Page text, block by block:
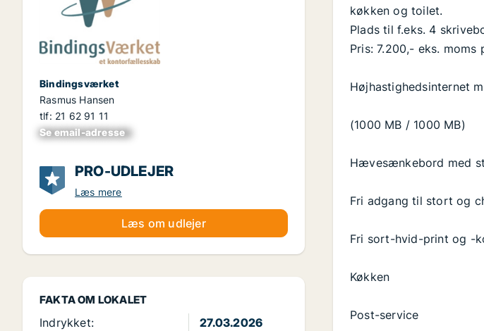
Bindingsværket
Rasmus Hansen
tlf: 21 62 91 11
Se email-adresse
xxxxxxxxxxxxxxxx
PRO-UDLEJER
Læs mere
Læs om udlejer
FAKTA OM LOKALET
Indrykket:
27.03.2026
køkken og toilet.
Plads til f.eks. 4
Pris: 7.200,- eks. moms
Højhastighedsinternet
(1000 MB / 1000 MB)
Hævesænkebord med
Fri adgang til stort og
Fri sort-hvid-print og -
Køkken
Post-service